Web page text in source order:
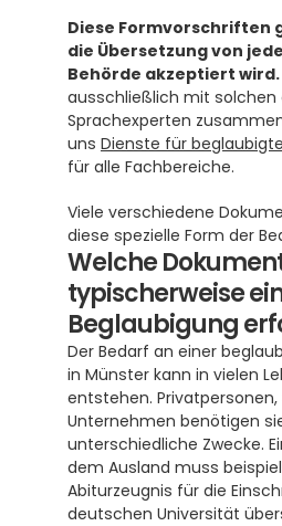
Diese Formvorschriften
die Übersetzung von
Behörde akzeptiert wird.
ausschließlich mit solchen
Sprachexperten
uns Dienste für
für alle Fachbereiche.
Viele verschiedene
diese spezielle Form der
Welche
typischerweise
Beglaubigung
Der Bedarf an einer
in Münster kann in vielen
entstehen.
Unternehmen benötigen
unterschiedliche Zwecke.
dem Ausland muss
Abiturzeugnis für die
deutschen Universität